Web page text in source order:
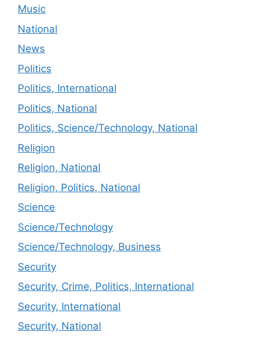
Music
National
News
Politics
Politics, International
Politics, National
Politics, Science/Technology, National
Religion
Religion, National
Religion, Politics, National
Science
Science/Technology
Science/Technology, Business
Security
Security, Crime, Politics, International
Security, International
Security, National